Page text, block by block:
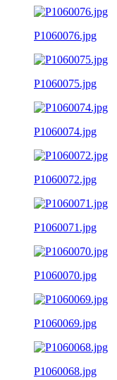
P1060076.jpg
P1060075.jpg
P1060074.jpg
P1060072.jpg
P1060071.jpg
P1060070.jpg
P1060069.jpg
P1060068.jpg